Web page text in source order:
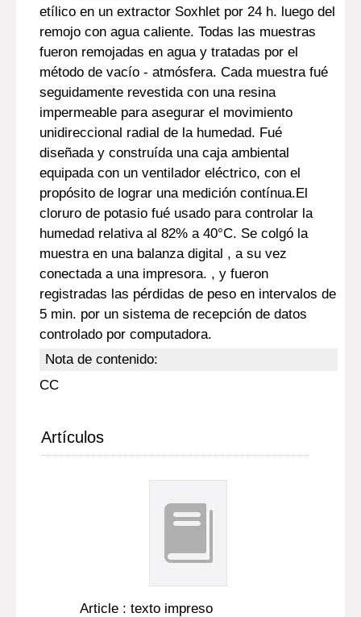
etílico en un extractor Soxhlet por 24 h. luego del
remojo con agua caliente. Todas las muestras
fueron remojadas en agua y tratadas por el
método de vacío - atmósfera. Cada muestra fué
seguidamente revestida con una resina
impermeable para asegurar el movimiento
unidireccional radial de la humedad. Fué
diseñada y construída una caja ambiental
equipada con un ventilador eléctrico, con el
propósito de lograr una medición contínua.El
cloruro de potasio fué usado para controlar la
humedad relativa al 82% a 40°C. Se colgó la
muestra en una balanza digital , a su vez
conectada a una impresora. , y fueron
registradas las pérdidas de peso en intervalos de
5 min. por un sistema de recepción de datos
controlado por computadora.
Nota de contenido:
CC
Artículos
Article : texto impreso